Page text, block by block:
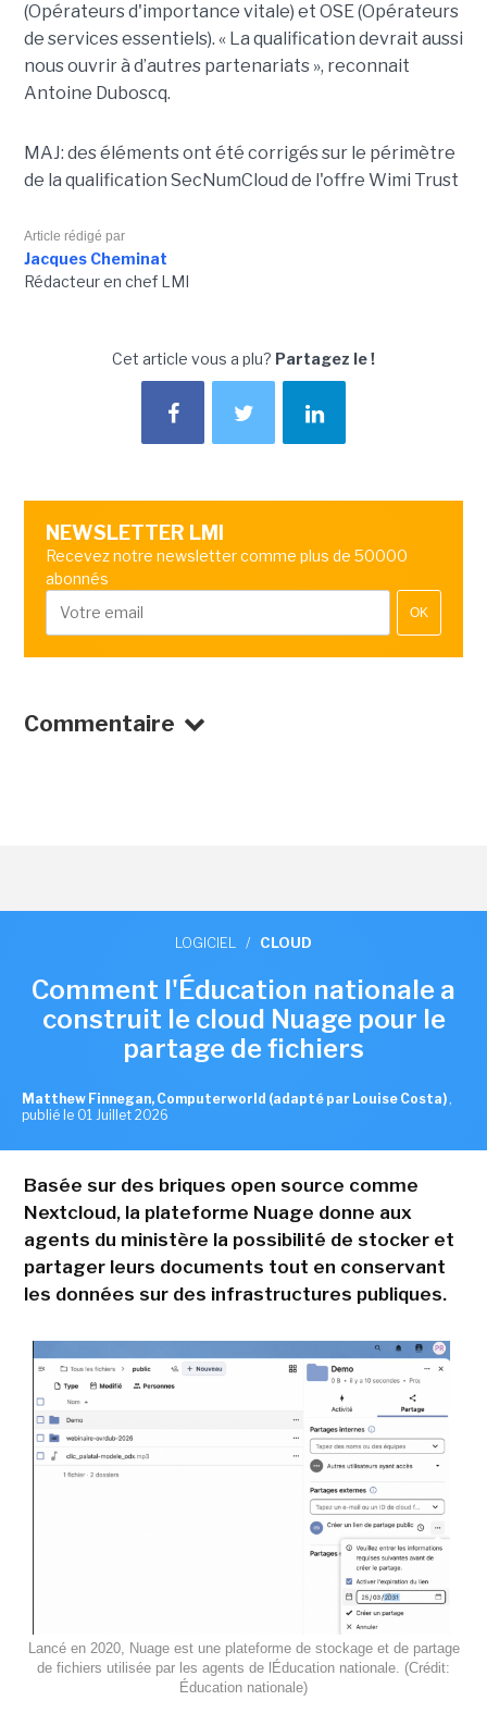
(Opérateurs d'importance vitale) et OSE (Opérateurs
de services essentiels). « La qualification devrait aussi
nous ouvrir à d’autres partenariats », reconnait
Antoine Duboscq.
MAJ: des éléments ont été corrigés sur le périmètre
de la qualification SecNumCloud de l'offre Wimi Trust
Article rédigé par
Jacques Cheminat
Rédacteur en chef LMI
Cet article vous a plu? Partagez le !
NEWSLETTER LMI
Recevez notre newsletter comme plus de 50000
abonnés
OK
Commentaire
LOGICIEL / CLOUD
Comment l'Éducation nationale a
construit le cloud Nuage pour le
partage de fichiers
Matthew Finnegan, Computerworld (adapté par Louise Costa) ,
publié le 01 Juillet 2026
Basée sur des briques open source comme
Nextcloud, la plateforme Nuage donne aux
agents du ministère la possibilité de stocker et
partager leurs documents tout en conservant
les données sur des infrastructures publiques.
Lancé en 2020, Nuage est une plateforme de stockage et de partage
de fichiers utilisée par les agents de lÉducation nationale. (Crédit:
Éducation nationale)